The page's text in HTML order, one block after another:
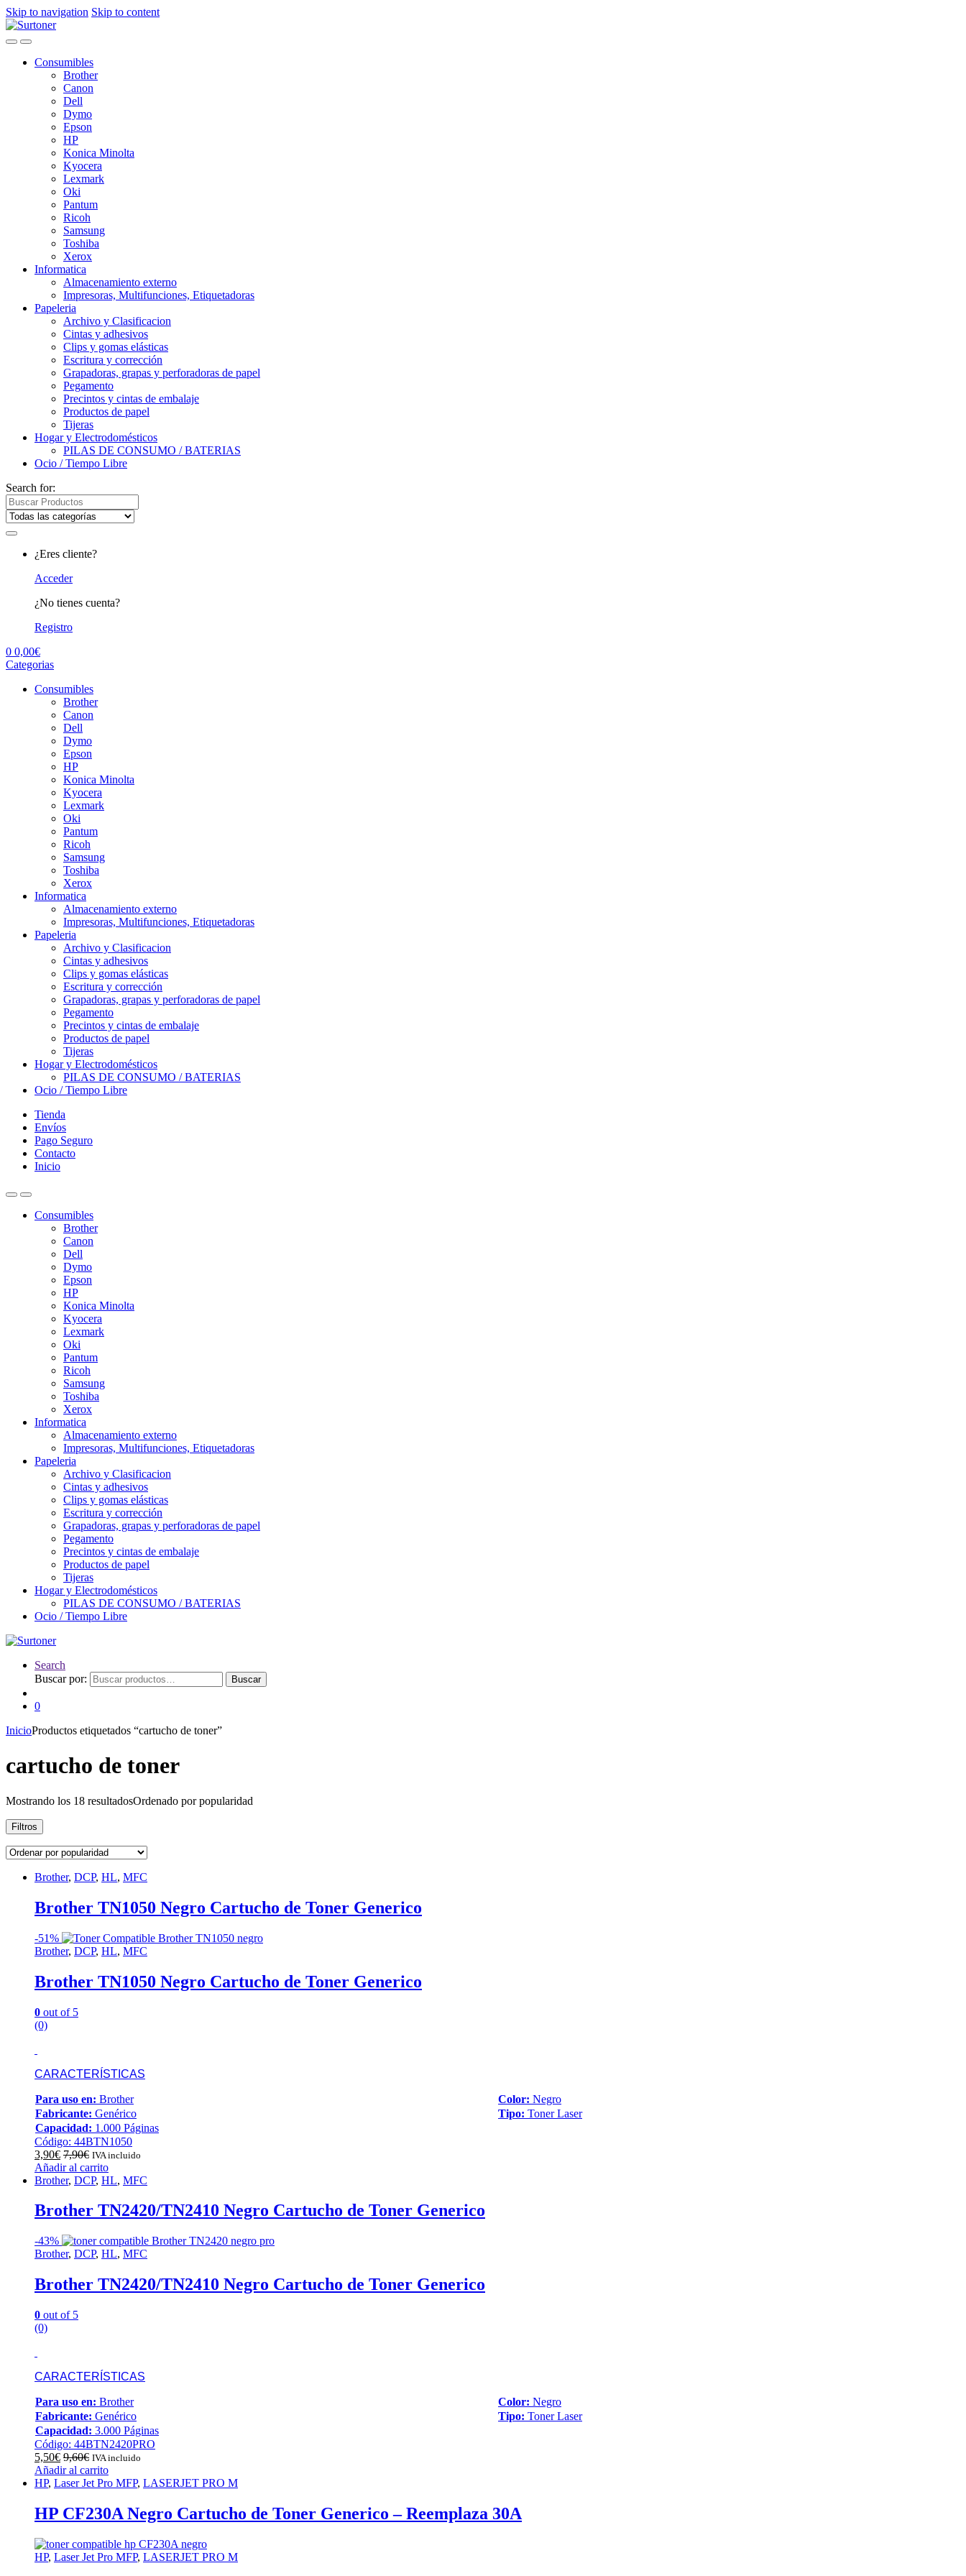
Skip to navigation Skip to content
Consumibles
Brother
Canon
Dell
Dymo
Epson
HP
Konica Minolta
Kyocera
Lexmark
Oki
Pantum
Ricoh
Samsung
Toshiba
Xerox
Informatica
Almacenamiento externo
Impresoras, Multifunciones, Etiquetadoras
Papeleria
Archivo y Clasificacion
Cintas y adhesivos
Clips y gomas elásticas
Escritura y corrección
Grapadoras, grapas y perforadoras de papel
Pegamento
Precintos y cintas de embalaje
Productos de papel
Tijeras
Hogar y Electrodomésticos
PILAS DE CONSUMO / BATERIAS
Ocio / Tiempo Libre
Search for:
¿Eres cliente?
Acceder
¿No tienes cuenta?
Registro
0 0,00€
Categorias
Consumibles
Brother
Canon
Dell
Dymo
Epson
HP
Konica Minolta
Kyocera
Lexmark
Oki
Pantum
Ricoh
Samsung
Toshiba
Xerox
Informatica
Almacenamiento externo
Impresoras, Multifunciones, Etiquetadoras
Papeleria
Archivo y Clasificacion
Cintas y adhesivos
Clips y gomas elásticas
Escritura y corrección
Grapadoras, grapas y perforadoras de papel
Pegamento
Precintos y cintas de embalaje
Productos de papel
Tijeras
Hogar y Electrodomésticos
PILAS DE CONSUMO / BATERIAS
Ocio / Tiempo Libre
Tienda
Envíos
Pago Seguro
Contacto
Inicio
Consumibles
Brother
Canon
Dell
Dymo
Epson
HP
Konica Minolta
Kyocera
Lexmark
Oki
Pantum
Ricoh
Samsung
Toshiba
Xerox
Informatica
Almacenamiento externo
Impresoras, Multifunciones, Etiquetadoras
Papeleria
Archivo y Clasificacion
Cintas y adhesivos
Clips y gomas elásticas
Escritura y corrección
Grapadoras, grapas y perforadoras de papel
Pegamento
Precintos y cintas de embalaje
Productos de papel
Tijeras
Hogar y Electrodomésticos
PILAS DE CONSUMO / BATERIAS
Ocio / Tiempo Libre
Search
Buscar por:
Buscar
0
InicioProductos etiquetados “cartucho de toner”
cartucho de toner
Mostrando los 18 resultadosOrdenado por popularidad
Filtros
Brother, DCP, HL, MFC
Brother TN1050 Negro Cartucho de Toner Generico
-51%
Brother, DCP, HL, MFC
Brother TN1050 Negro Cartucho de Toner Generico
0 out of 5
(0)
CARACTERÍSTICAS
Para uso en: Brother Color: Negro
Fabricante: Genérico Tipo: Toner Laser
Capacidad: 1.000 Páginas
Código: 44BTN1050
3,90€ 7,90€ IVA incluido
Añadir al carrito
Brother, DCP, HL, MFC
Brother TN2420/TN2410 Negro Cartucho de Toner Generico
-43%
Brother, DCP, HL, MFC
Brother TN2420/TN2410 Negro Cartucho de Toner Generico
0 out of 5
(0)
CARACTERÍSTICAS
Para uso en: Brother Color: Negro
Fabricante: Genérico Tipo: Toner Laser
Capacidad: 3.000 Páginas
Código: 44BTN2420PRO
5,50€ 9,60€ IVA incluido
Añadir al carrito
HP, Laser Jet Pro MFP, LASERJET PRO M
HP CF230A Negro Cartucho de Toner Generico – Reemplaza 30A
HP, Laser Jet Pro MFP, LASERJET PRO M